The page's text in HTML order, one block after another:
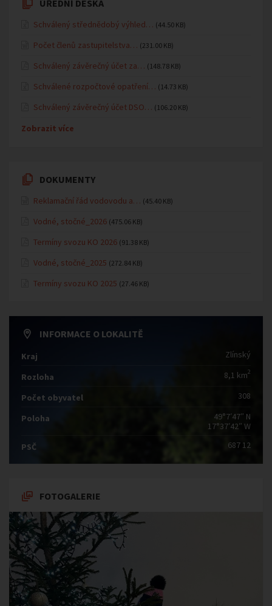
ÚŘEDNÍ DESKA
Schválený střednědobý výhled… (44.50 KB)
Počet členů zastupitelstva… (231.00 KB)
Schválený závěrečný účet za… (148.78 KB)
Schválené rozpočtové opatření… (14.73 KB)
Schválený závěrečný účet DSO… (106.20 KB)
Zobrazit více
DOKUMENTY
Reklamační řád vodovodu a… (45.40 KB)
Vodné, stočné_2026 (475.06 KB)
Termíny svozu KO 2026 (91.38 KB)
Vodné, stočné_2025 (272.84 KB)
Termíny svozu KO 2025 (27.46 KB)
INFORMACE O LOKALITĚ
Kraj Zlínský
Rozloha 8,1 km2
Počet obyvatel 308
Poloha
49°7′47″ N
17°37′42″ W
PSČ
687 12
FOTOGALERIE